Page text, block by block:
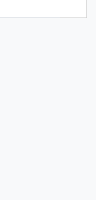
sobre